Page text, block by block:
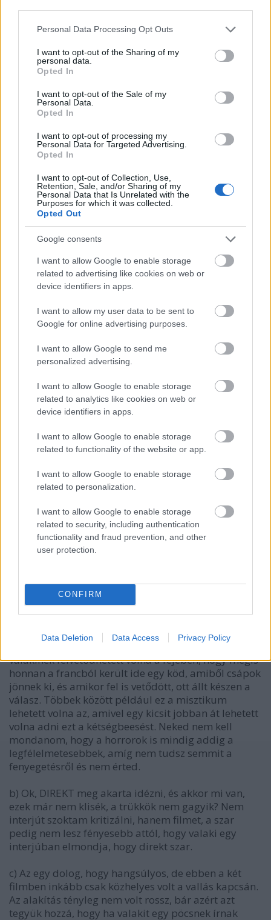
Please note that this website/app uses one or more Google
not limited to your visit or usage behaviour. You may click to
grant or deny consent to Google and its third-party tags to
use your data for below specified purposes in below Google
consent section.
Personal Data Processing Opt Outs
I want to opt-out of the Sharing of my
personal data.
Opted In
I want to opt-out of the Sale of my
Personal Data.
Opted In
I want to opt-out of processing my
Personal Data for Targeted Advertising.
Opted In
I want to opt-out of Collection, Use,
Retention, Sale, and/or Sharing of my
Personal Data that Is Unrelated with the
Purposes for which it was collected.
Opted Out
Google consents
I want to allow Google to enable storage
related to advertising like cookies on web or
device identifiers in apps.
I want to allow my user data to be sent to
Google for online advertising purposes.
I want to allow Google to send me
personalized advertising.
I want to allow Google to enable storage
related to analytics like cookies on web or
device identifiers in apps.
I want to allow Google to enable storage
related to functionality of the website or app.
I want to allow Google to enable storage
related to personalization.
I want to allow Google to enable storage
related to security, including authentication
functionality and fraud prevention, and other
user protection.
CONFIRM
Data Deletion Data Access Privacy Policy
stresszhelyzetben.
b) Darabont ezzel a filmmel DIREKT meg akarta
idézni a klasszikus B-horrorokat. Még anno a
egy interjú a rendező úrral, ahol lenyilatkozta, hogy
direkt szörnyfilmes kliséket (Ray Harryhausen-féle
/felmosófával/ hadakoznak a szörnyekkel, stb.)
rakott a moziba, tisztelgésként a nagy öregek felé.
fehér (a magyar díszdobozos kiadás bónusz DVD-jét
képezi), hogy még jobban kiemelje a klasszik
szörnyfilmeket idéző vonulatot. A trükkök is
szándékosan gagyik, bár annyi igaz, hogy ha igazán
effektekkel dolgozik.
c) A "Carrie-ből újrahasznosított" (sic... King művei
felében brutál hangsúlyosan előkerül a vallás, lsd.
Gay Harden zseniális alakítást nyújt. Tíz perc alatt
zsigerből megutálod. MINDEN ISMERŐSÖM, aki
átszellemülten hozza az idegesítő vallási fanatikust.
Ez, kérlek szépen, már teljesítmény a javából! Ha ez
Rövidre zárva: simán megvan 8,5/10 nálam a film. A
kisregény meg 10/10 :)
11 éve
látottak alapján", ezzel is jelezve, hogy mivel nem
olvastam, kizárólag a film kontextusában tudok
beszélni erről. És bizony a film nem igazán tud az
általad leírtakból semmit átadni.
filmben), hanem az volt a fura, hogy az egészet
elintézik egy olyan párbeszéddel, hogy " - Ti amúgy
Ebben a történetben nem lett volna szükség rá, hogy
ezen agyaljanak folyamatosan, csak azért talán
valakinek felvetődhetett volna a fejében, hogy mégis
honnan a francból került ide egy köd, amiből csápok
jönnek ki, és amikor fel is vetődött, ott állt készen a
válasz. Többek között például ez a misztikum
lehetett volna az, amivel egy kicsit jobban át lehetett
volna adni ezt a kétségbeesést. Neked nem kell
mondanom, hogy a horrorok is mindig addig a
legfélelmetesebbek, amíg nem tudsz semmit a
fenyegetésről és nem érted.
b) Ok, DIREKT meg akarta idézni, és akkor mi van,
ezek már nem klisék, a trükkök nem gagyik? Nem
interjút szoktam kritizálni, hanem filmet, a szar
pedig nem lesz fényesebb attól, hogy valaki egy
interjúban elmondja, hogy direkt szar.
c) Az egy dolog, hogy hangsúlyos, de ebben a két
filmben inkább csak közhelyes volt a vallás kapcsán.
Az alakítás tényleg nem volt rossz, bár azért azt
tegyük hozzá, hogy ha valakit egy pöcsnek írnak